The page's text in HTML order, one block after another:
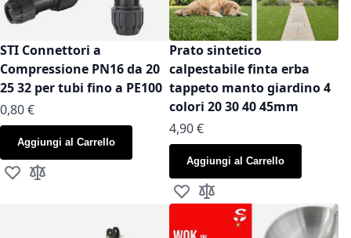
STI Connettori a
Compressione PN16 da 20
25 32 per tubi fino a PE100
As low as
0,80 €
Aggiungi al Carrello
Aggiungi alla lista desideri
Aggiungi al confronto
Prato sintetico
calpestabile finta erba
tappeto manto giardino 4
colori 20 30 40 45mm
As low as
4,90 €
Aggiungi al Carrello
Aggiungi alla lista desideri
Aggiungi al confronto